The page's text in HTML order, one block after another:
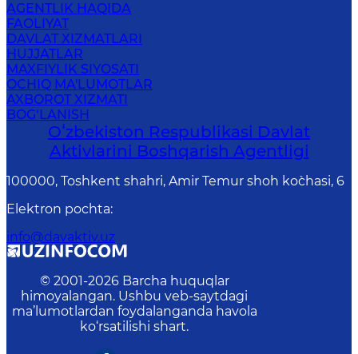
AGENTLIK HAQIDA
FAOLIYAT
DAVLAT XIZMATLARI
HUJJATLAR
MAXFIYLIK SIYOSATI
OCHIQ MA'LUMOTLAR
AXBOROT XIZMATI
BOG‘LANISH
Oʻzbekiston Respublikasi Davlat
Aktivlarini Boshqarish Agentligi
100000, Toshkent shahri, Amir Temur shoh ko`chasi, 6
Elektron pochta:
info@davaktiv.uz
© 2001-2026 Barcha huquqlar
himoyalangan. Ushbu veb-saytdagi
ma’lumotlardan foydalanganda havola
ko‘rsatilishi shart.